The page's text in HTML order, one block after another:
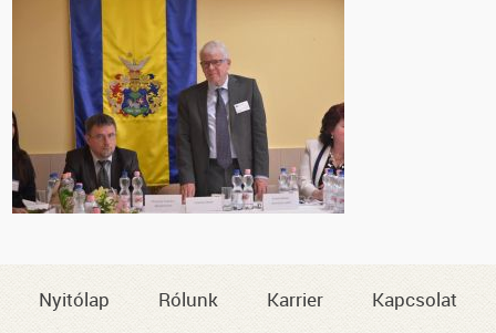
Nyitólap Rólunk Karrier Kapcsolat